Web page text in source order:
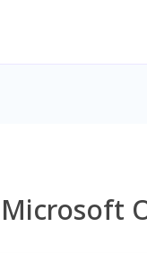
Microsoft